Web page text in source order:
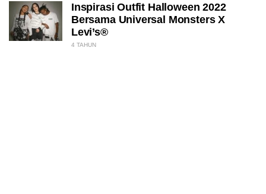
Inspirasi Outfit Halloween 2022
Bersama Universal Monsters X
Levi’s®
4 TAHUN